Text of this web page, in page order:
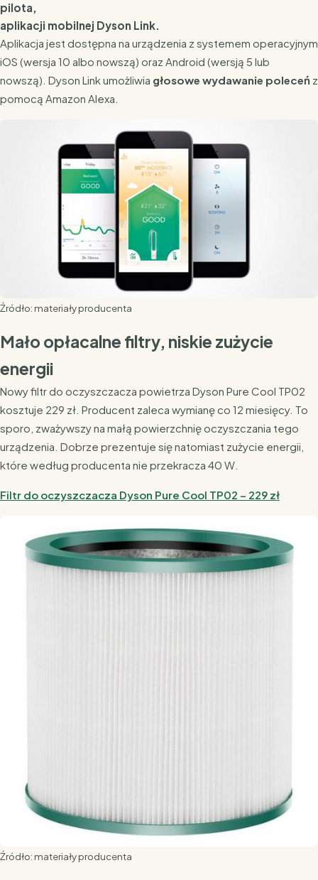
pilota,
aplikacji mobilnej Dyson Link.
Aplikacja jest dostępna na urządzenia z systemem operacyjnym
iOS (wersja 10 albo nowszą) oraz Android (wersją 5 lub
nowszą). Dyson Link umożliwia głosowe wydawanie poleceń z
pomocą Amazon Alexa.
Źródło: materiały producenta
Mało opłacalne filtry, niskie zużycie
energii
Nowy filtr do oczyszczacza powietrza Dyson Pure Cool TP02
kosztuje 229 zł. Producent zaleca wymianę co 12 miesięcy. To
sporo, zważywszy na małą powierzchnię oczyszczania tego
urządzenia. Dobrze prezentuje się natomiast zużycie energii,
które według producenta nie przekracza 40 W.
Filtr do oczyszczacza Dyson Pure Cool TP02 – 229 zł
Źródło: materiały producenta